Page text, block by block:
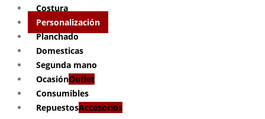
Costura
Personalización
Planchado
Domesticas
Segunda mano
OcasiónOutlet
Consumibles
RepuestosAccesorios